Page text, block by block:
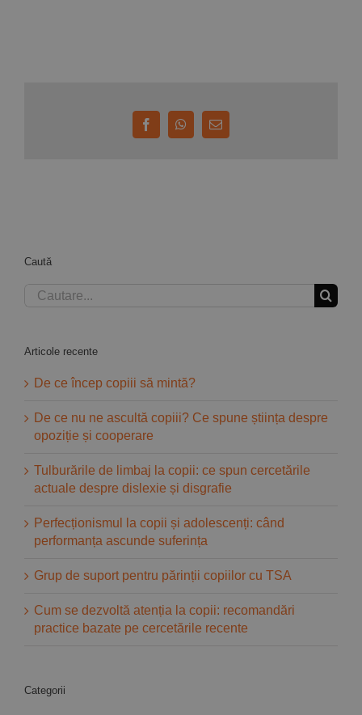
FacebookWhatsApp
E-
mail:
Caută
Cautare...
Articole recente
De ce încep copiii să mintă?
De ce nu ne ascultă copiii? Ce spune știința despre
opoziție și cooperare
Tulburările de limbaj la copii: ce spun cercetările
actuale despre dislexie și disgrafie
Perfecționismul la copii și adolescenți: când
performanța ascunde suferința
Grup de suport pentru părinții copiilor cu TSA
Cum se dezvoltă atenția la copii: recomandări
practice bazate pe cercetările recente
Categorii